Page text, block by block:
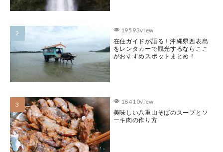
19593view
在住ガイドが語る！沖縄県西表島
をレンタカーで観光するならここ
がおすすめスポットまとめ！
18410view
美味しい八重山そばのスープとソ
ーキ肉の作り方